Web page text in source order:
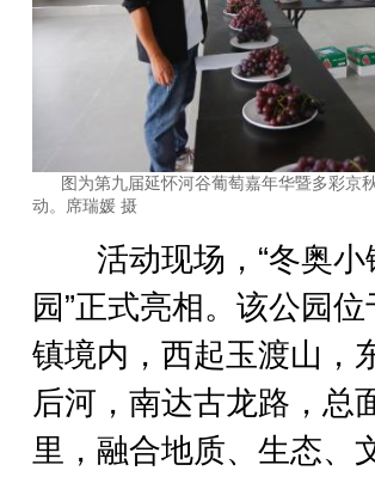
图为第九届延怀河谷葡萄嘉年华暨多彩京
动。席瑞媛 摄
活动现场，“冬奥小
园”正式亮相。该公园
镇境内，西起玉渡山，
后河，南达古龙路，总
里，融合地质、生态、